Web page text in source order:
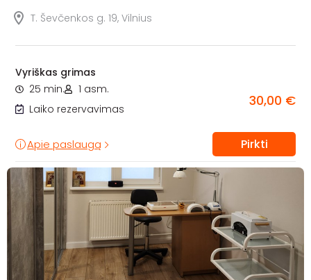
T. Ševčenkos g. 19, Vilnius
Vyriškas grimas
25 min.
1 asm.
Laiko rezervavimas
30,00 €
Apie paslaugą Pirkti